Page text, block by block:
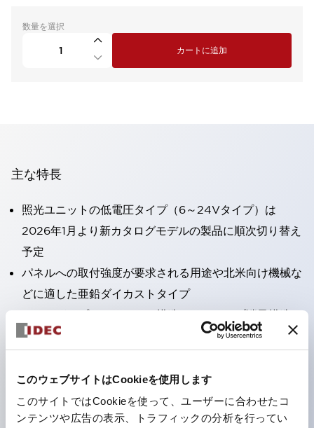
このウェブサイトはCookieを使用します
このサイトではCookieを使って、ユーザーに合わせたコ
ンテンツや広告の表示、トラフィックの分析を行ってい
数量を選択
カートに追加
主な特長
照光ユニットの低電圧タイプ（6～24Vタイプ）は
2026年1月より新カタログモデルの製品に順次切り替え
予定
パネルへの取付強度が要求される用途や北米向け機械な
どに適した亜鉛ダイカストタイプ
フィンガープロテクション構造、ねじアップ端子構造、
保護構造IP20に対応したHW-U形コンタクトブロック
高電圧タイプのLED球が搭載可能になり、ダイレクト
タイプの定格使用電圧が最大240Vまで対応可能になり
ました。